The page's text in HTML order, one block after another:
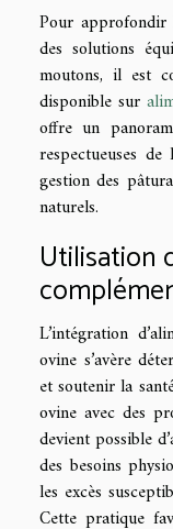
Pour approfondir
des solutions
moutons, il est
disponible sur
offre un
respectueuses
gestion des
naturels.
Utilisation
L’intégration
ovine s’avère
et soutenir la
ovine avec des
devient possible
des besoins
les excès
Cette pratique